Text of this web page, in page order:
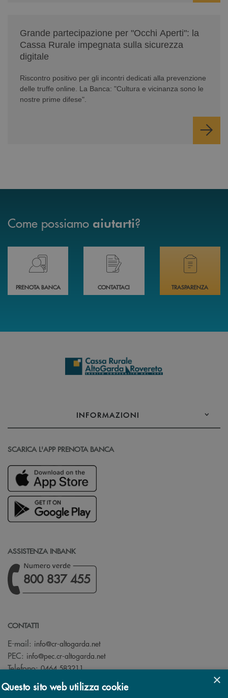
Grande partecipazione per "Occhi Aperti": la
Cassa Rurale impegnata sulla sicurezza
digitale
Riscontro positivo per gli incontri dedicati alla prevenzione
delle truffe online. La Banca: "Cultura e vicinanza sono le
nostre prime difese".
Come possiamo aiutarti?
Prenota il tuo appuntamento in Filiale direttamente da casa 24h su 24h
PRENOTA BANCA
Hai bisogno di assistenza immediata?
CONTATTACI
Hai bisogno di
TRASPARENZA
INFORMAZIONI
SCARICA L'APP PRENOTA BANCA
ASSISTENZA INBANK
800 837 455
CONTATTI
E-mail: info@cr-altogarda.net(si apre l’app di posta elettronica)
PEC: info@pec.cr-altogarda.net(si apre l’app di posta elettronica)
Telefono:0464 583211
×
Questo sito web utilizza cookie